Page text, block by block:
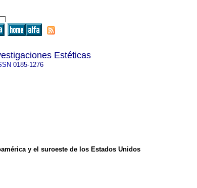
Estéticas
0185-1276
y el suroeste de los Estados Unidos